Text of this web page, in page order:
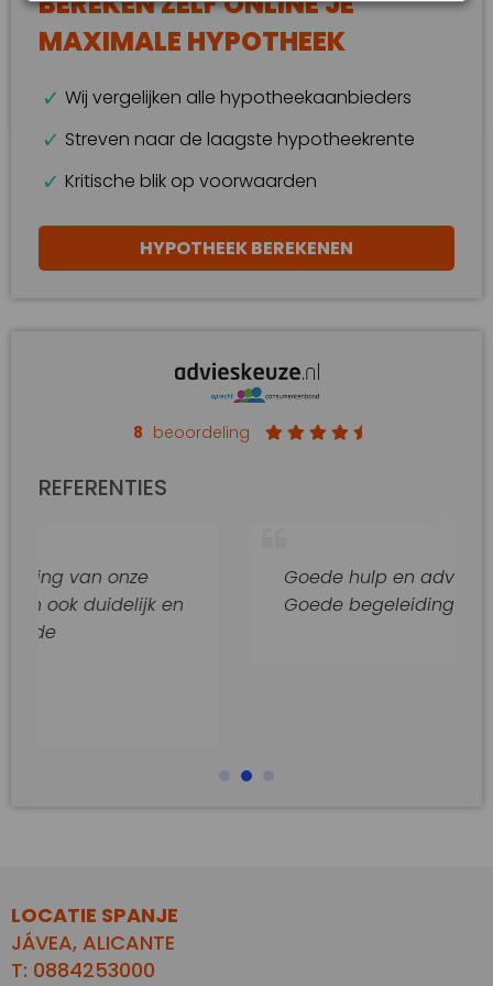
MAXIMALE HYPOTHEEK
Wij vergelijken alle hypotheekaanbieders
Streven naar de laagste hypotheekrente
Kritische blik op voorwaarden
HYPOTHEEK BEREKENEN
8 beoordeling
REFERENTIES
onze
en
Goede hulp en adviezen.
Goede begeleiding van dit
LOCATIE SPANJE
JÁVEA, ALICANTE
T: 0884253000